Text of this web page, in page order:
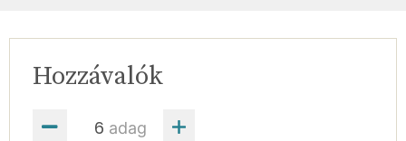
adag
Hozzávalók